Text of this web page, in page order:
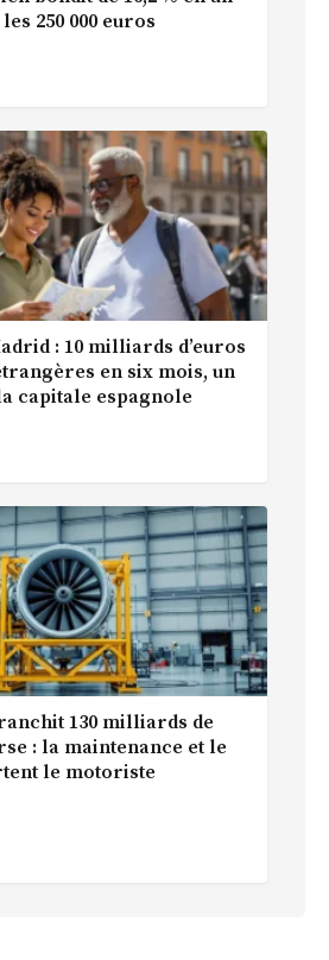
250 000 euros
: 10 milliards d’euros
en six mois, un
capitale espagnole
130 milliards de
: la maintenance et le
le motoriste